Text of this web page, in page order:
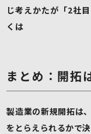
じ考えかたが「2社
くは
まとめ：開拓
製造業の新規開拓は
をとらえられるかで